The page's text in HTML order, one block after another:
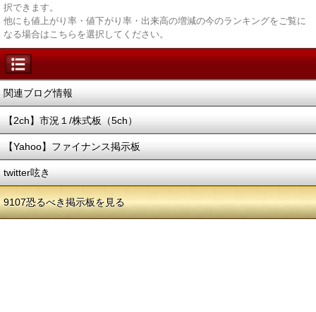
択できます。
他にも値上がり率・値下がり率・出来高の増減の今のランキングをご覧に
なる場合はこちらを選択してください。
関連ブログ情報
【2ch】市況１/株式板（5ch）
【Yahoo】ファイナンス掲示板
twitter呟き
9107恐るべき掲示板を見る